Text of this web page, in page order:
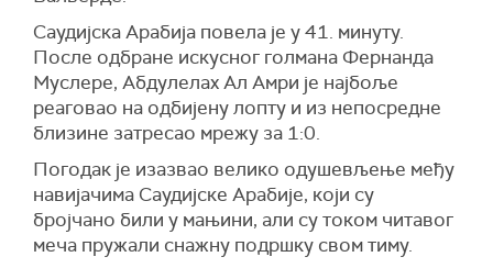
Саудијска Арабија повела је у 41. минуту.
После одбране искусног голмана Фернанда
Муслере, Абдулелах Ал Амри је најбоље
реаговао на одбијену лопту и из непосредне
близине затресао мрежу за 1:0.
Погодак је изазвао велико одушевљење међу
навијачима Саудијске Арабије, који су
бројчано били у мањини, али су током читавог
меча пружали снажну подршку свом тиму.